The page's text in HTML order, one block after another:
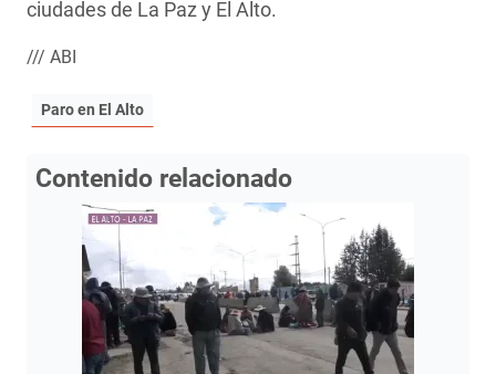
ciudades de La Paz y El Alto.
/// ABI
Paro en El Alto
Contenido relacionado